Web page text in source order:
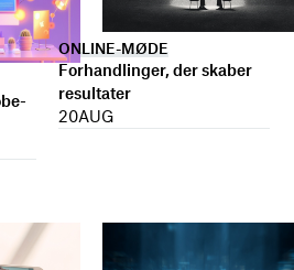
ONLINE-MØDE
Forhandlinger, der skaber
resultater
20AUG